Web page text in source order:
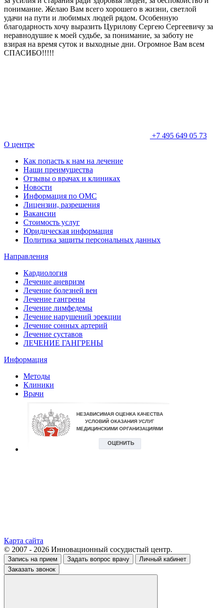
понимание. Желаю Вам всего хорошего в жизни, светлой
удачи на пути и любимых людей рядом. Особенную
благодарность хочу выразить Цурилову Сергею Сергеевичу за
неравнодушие к моей судьбе, за понимание, за заботу не
взирая на время суток и выходные дни. Огромное Вам всем
СПАСИБО!!!!!
+7 495 649 05 73
О центре
Как попасть к нам на лечение
Наши преимущества
Отзывы о врачах и клиниках
Новости
Информация по ОМС
Лицензии, разрешения
Вакансии
Стоимость услуг
Юридическая информация
Политика защиты персональных данных
Направления
Кардиология
Лечение аневризм
Лечение болезней вен
Лечение гангрены
Лечение лимфедемы
Лечение нарушений эрекции
Лечение сонных артерий
Лечение суставов
ЛЕЧЕНИЕ ГАНГРЕНЫ
Информация
Методы
Клиники
Врачи
Карта сайта
© 2007 - 2026 Инновационный сосудистый центр.
Запись на прием Задать вопрос врачу
Личный кабинет
Заказать звонок